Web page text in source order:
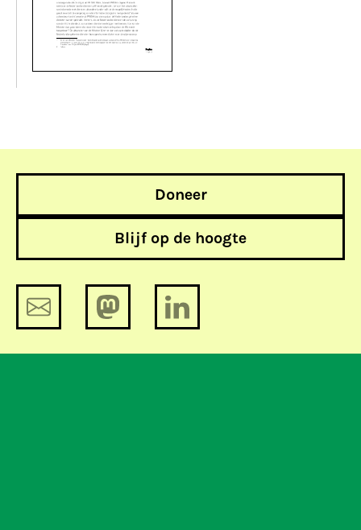
Doneer
Blijf op de hoogte